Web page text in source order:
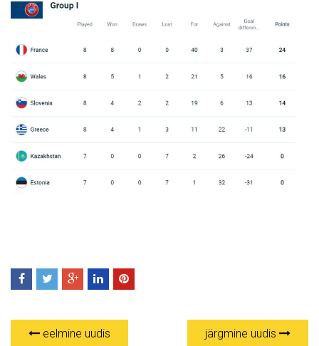
eelmine uudis järgmine uudis